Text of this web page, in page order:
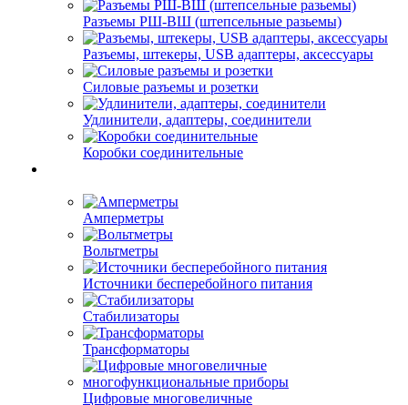
Разъемы РШ-ВШ (штепсельные разьемы)
Разъемы, штекеры, USB адаптеры, аксессуары
Силовые разъемы и розетки
Удлинители, адаптеры, соединители
Коробки соединительные
Амперметры
Вольтметры
Источники бесперебойного питания
Стабилизаторы
Трансформаторы
Цифровые многовеличные